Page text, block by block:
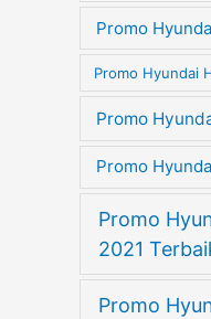
Promo
Promo Hyundai
Promo
Promo
Promo
2021
Promo